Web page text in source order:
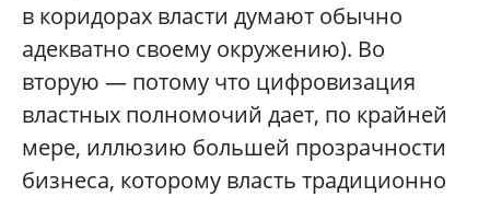
в коридорах власти думают обычно
адекватно своему окружению). Во
вторую — потому что цифровизация
властных полномочий дает, по крайней
мере, иллюзию большей прозрачности
бизнеса, которому власть традиционно